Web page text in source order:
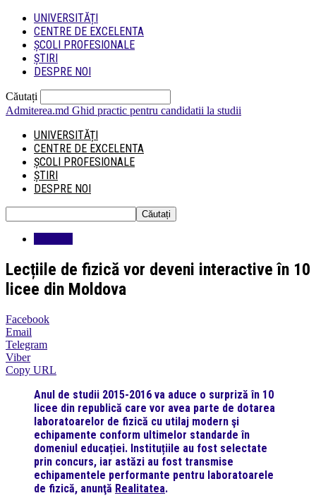
UNIVERSITĂȚI
CENTRE DE EXCELENTA
ȘCOLI PROFESIONALE
ȘTIRI
DESPRE NOI
Căutați
Admiterea.md Ghid practic pentru candidatii la studii
UNIVERSITĂȚI
CENTRE DE EXCELENTA
ȘCOLI PROFESIONALE
ȘTIRI
DESPRE NOI
Lecțiile de fizică vor deveni interactive în 10
licee din Moldova
Facebook
Email
Telegram
Viber
Copy URL
Anul de studii 2015-2016 va aduce o surpriză în 10
licee din republică care vor avea parte de dotarea
laboratoarelor de fizică cu utilaj modern şi
echipamente conform ultimelor standarde în
domeniul educației. Instituțiile au fost selectate
prin concurs, iar astăzi au fost transmise
echipamentele performante pentru laboratoarele
de fizică, anunţă Realitatea.